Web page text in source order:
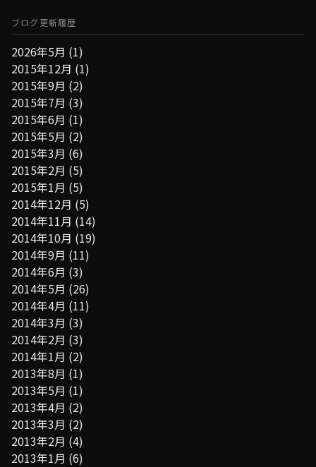
ブログ更新履歴
2026年5月 (1)
2015年12月 (1)
2015年9月 (2)
2015年7月 (3)
2015年6月 (1)
2015年5月 (2)
2015年3月 (6)
2015年2月 (5)
2015年1月 (5)
2014年12月 (5)
2014年11月 (14)
2014年10月 (19)
2014年9月 (11)
2014年6月 (3)
2014年5月 (26)
2014年4月 (11)
2014年3月 (3)
2014年2月 (3)
2014年1月 (2)
2013年8月 (1)
2013年5月 (1)
2013年4月 (2)
2013年3月 (2)
2013年2月 (4)
2013年1月 (6)